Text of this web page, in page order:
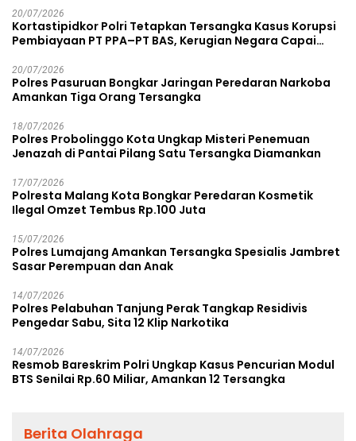
20/07/2026
Kortastipidkor Polri Tetapkan Tersangka Kasus Korupsi
Pembiayaan PT PPA–PT BAS, Kerugian Negara Capai
20/07/2026
Polres Pasuruan Bongkar Jaringan Peredaran Narkoba
Amankan Tiga Orang Tersangka
18/07/2026
Polres Probolinggo Kota Ungkap Misteri Penemuan
Jenazah di Pantai Pilang Satu Tersangka Diamankan
17/07/2026
Polresta Malang Kota Bongkar Peredaran Kosmetik
Ilegal Omzet Tembus Rp.100 Juta
15/07/2026
Polres Lumajang Amankan Tersangka Spesialis Jambret
Sasar Perempuan dan Anak
14/07/2026
Polres Pelabuhan Tanjung Perak Tangkap Residivis
Pengedar Sabu, Sita 12 Klip Narkotika
14/07/2026
Resmob Bareskrim Polri Ungkap Kasus Pencurian Modul
BTS Senilai Rp.60 Miliar, Amankan 12 Tersangka
Berita Olahraga